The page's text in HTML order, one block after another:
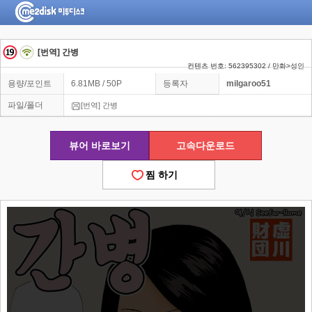
[번역] 간병
컨텐츠 번호: 562395302 / 만화>성인
용량/포인트 6.81MB / 50P 등록자 milgaroo51
파일/폴더 [번역] 간병
뷰어 바로보기 고속다운로드
찜 하기